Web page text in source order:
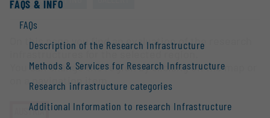
FAQS & INFO
FAQs
Description of the Research Infrastructure
Methods & Services for Research Infrastructure
Research infrastructure categories
Additional Information to research Infrastructure
On this page you find an evaluation of the research
infrastructures for the selected region.
You can change the region by clicking on the map or
on a navigation item.
AUSTRIA